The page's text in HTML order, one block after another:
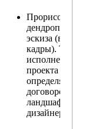
Прорисовка
дендроплана и
эскиза
кадры).
исполнения
проекта
определяется
ландшафтным
дизайнером